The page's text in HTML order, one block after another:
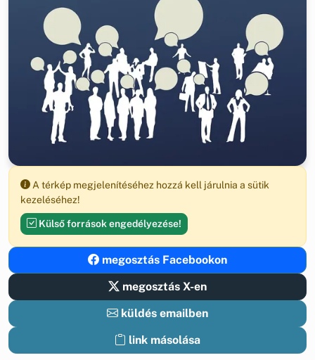
A térkép megjelenítéséhez hozzá kell járulnia a sütik
kezeléséhez!
Külső források engedélyezése!
megosztás Facebookon
megosztás X-en
küldés emailben
link másolása